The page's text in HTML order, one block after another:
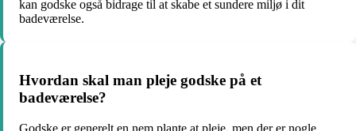
kan godske også bidrage til at skabe et sundere miljø i dit
badeværelse.
Hvordan skal man pleje godske på et
badeværelse?
Godske er generelt en nem plante at pleje, men der er nogle